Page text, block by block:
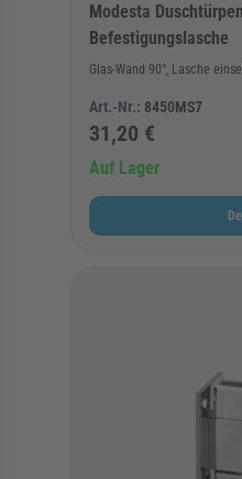
Modesta
Befestigungslasche
Glas-Wand 90°, Lasche
Art.-Nr.: 8450MS7
31,20 €
Auf Lager